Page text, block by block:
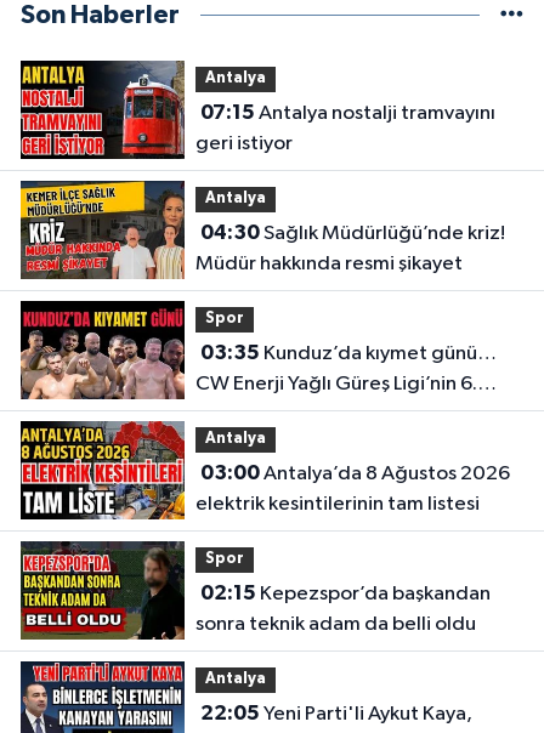
Son Haberler
Antalya
07:15
geri istiyor
Antalya
04:30Sağlık Müdürlüğü’nde kriz!
Müdür hakkında resmi şikayet
Spor
03:35
CW Enerji Yağlı Güreş Ligi’nin 6.
Etabı öncesi nefesler tutuldu
Antalya
03:00Antalya’da 8 Ağustos 2026
elektrik kesintilerinin tam listesi
Spor
02:15
sonra teknik adam da belli oldu
Antalya
22:05